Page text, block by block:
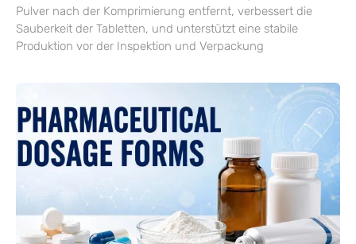
Pulver nach der Komprimierung entfernt, verbessert die
Sauberkeit der Tabletten, und unterstützt eine stabile
Produktion vor der Inspektion und Verpackung